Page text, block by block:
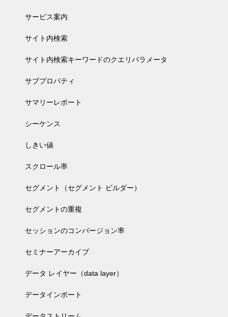
サービス案内
サイト内検索
サイト内検索キーワードのクエリパラメータ
サブプロパティ
サマリーレポート
シーケンス
しきい値
スクロール率
セグメント（セグメント ビルダー）
セグメントの重複
セッションのコンバージョン率
セミナーアーカイブ
データ レイヤー（data layer）
データインポート